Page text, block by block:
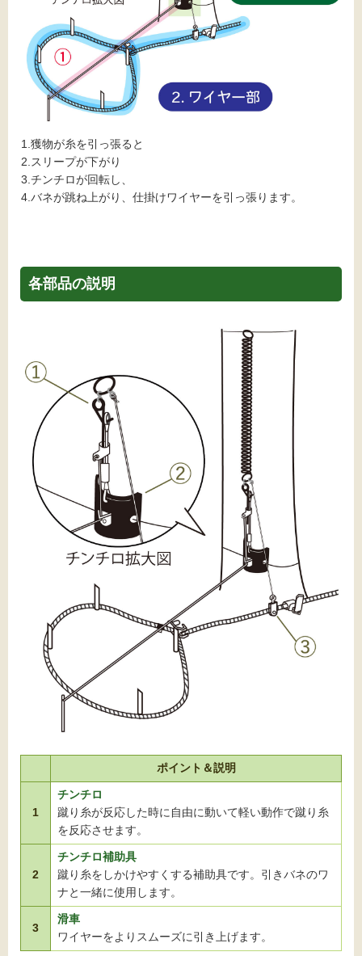
1.獲物が糸を引っ張ると
2.スリープが下がり
3.チンチロが回転し、
4.バネが跳ね上がり、仕掛けワイヤーを引っ張ります。
各部品の説明
ポイント＆説明
1
チンチロ
蹴り糸が反応した時に自由に動いて軽い動作で蹴り糸
を反応させます。
2
チンチロ補助具
蹴り⽷をしかけやすくする補助具です。引きバネのワ
ナと⼀緒に使⽤します。
3
滑車
ワイヤーをよりスムーズに引き上げます。